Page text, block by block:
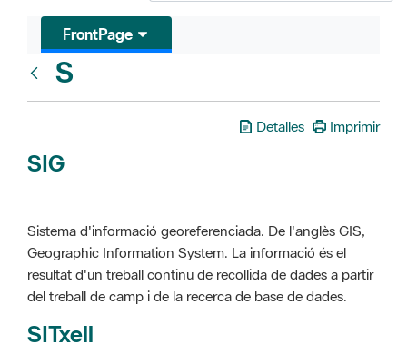
FrontPage
S
Detalles Imprimir
SIG
Sistema d'informació georeferenciada. De l'anglès GIS,
Geographic Information System. La informació és el
resultat d'un treball continu de recollida de dades a partir
del treball de camp i de la recerca de base de dades.
SITxell